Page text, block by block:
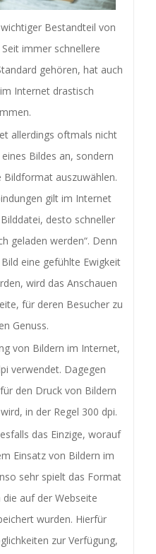
Bestandteil von
immer schnellere
gehören, hat auch
Internet drastisch
allerdings oftmals nicht
Bildes an, sondern
Bildformat auszuwählen.
gilt im Internet
desto schneller
geladen werden“. Denn
eine gefühlte Ewigkeit
wird das Anschauen
für deren Besucher zu
Genuss.
von Bildern im Internet,
verwendet. Dagegen
den Druck von Bildern
in der Regel 300 dpi.
das Einzige, worauf
Einsatz von Bildern im
sehr spielt das Format
auf der Webseite
wurden. Hierfür
zur Verfügung,